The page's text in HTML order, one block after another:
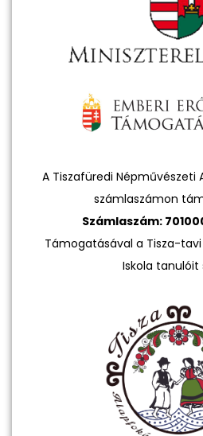
A Tiszafüredi Népművészeti
számlaszámon
Számlaszám:
Támogatásával a Tisza-
Iskola tanulóit